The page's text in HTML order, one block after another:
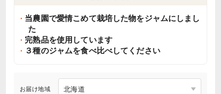
当農園で愛情こめて栽培した物をジャムにしまし
た
完熟品を使用しています
３種のジャムを食べ比べしてください
お届け地域